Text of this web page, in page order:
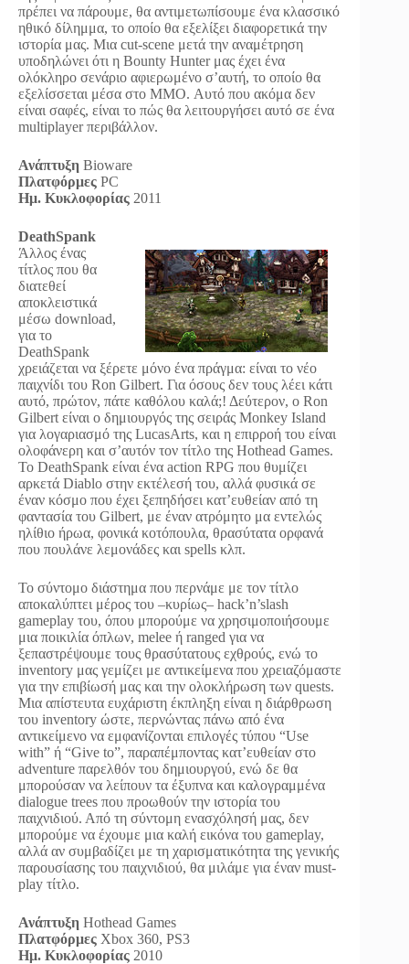
πρέπει να πάρουμε, θα αντιμετωπίσουμε ένα κλασσικό
ηθικό δίλημμα, το οποίο θα εξελίξει διαφορετικά την
ιστορία μας. Μια cut-scene μετά την αναμέτρηση
υποδηλώνει ότι η Bounty Hunter μας έχει ένα
ολόκληρο σενάριο αφιερωμένο σ’αυτή, το οποίο θα
εξελίσσεται μέσα στο MMO. Αυτό που ακόμα δεν
είναι σαφές, είναι το πώς θα λειτουργήσει αυτό σε ένα
multiplayer περιβάλλον.
Ανάπτυξη Bioware
Πλατφόρμες PC
Ημ. Κυκλοφορίας 2011
DeathSpank
Άλλος ένας
τίτλος που θα
διατεθεί
αποκλειστικά
μέσω download,
για το
DeathSpank
χρειάζεται να ξέρετε μόνο ένα πράγμα: είναι το νέο
παιχνίδι του Ron Gilbert. Για όσους δεν τους λέει κάτι
αυτό, πρώτον, πάτε καθόλου καλά;! Δεύτερον, ο Ron
Gilbert είναι ο δημιουργός της σειράς Monkey Island
για λογαριασμό της LucasArts, και η επιρροή του είναι
ολοφάνερη και σ’αυτόν τον τίτλο της Hothead Games.
Το DeathSpank είναι ένα action RPG που θυμίζει
αρκετά Diablo στην εκτέλεσή του, αλλά φυσικά σε
έναν κόσμο που έχει ξεπηδήσει κατ’ευθείαν από τη
φαντασία του Gilbert, με έναν ατρόμητο μα εντελώς
ηλίθιο ήρωα, φονικά κοτόπουλα, θρασύτατα ορφανά
που πουλάνε λεμονάδες και spells κλπ.
Το σύντομο διάστημα που περνάμε με τον τίτλο
αποκαλύπτει μέρος του –κυρίως– hack’n’slash
gameplay του, όπου μπορούμε να χρησιμοποιήσουμε
μια ποικιλία όπλων, melee ή ranged για να
ξεπαστρέψουμε τους θρασύτατους εχθρούς, ενώ το
inventory μας γεμίζει με αντικείμενα που χρειαζόμαστε
για την επιβίωσή μας και την ολοκλήρωση των quests.
Μια απίστευτα ευχάριστη έκπληξη είναι η διάρθρωση
του inventory ώστε, περνώντας πάνω από ένα
αντικείμενο να εμφανίζονται επιλογές τύπου “Use
with” ή “Give to”, παραπέμποντας κατ’ευθείαν στο
adventure παρελθόν του δημιουργού, ενώ δε θα
μπορούσαν να λείπουν τα έξυπνα και καλογραμμένα
dialogue trees που προωθούν την ιστορία του
παιχνιδιού. Από τη σύντομη ενασχόλησή μας, δεν
μπορούμε να έχουμε μια καλή εικόνα του gameplay,
αλλά αν συμβαδίζει με τη χαρισματικότητα της γενικής
παρουσίασης του παιχνιδιού, θα μιλάμε για έναν must-
play τίτλο.
Ανάπτυξη Hothead Games
Πλατφόρμες Xbox 360, PS3
Ημ. Κυκλοφορίας 2010